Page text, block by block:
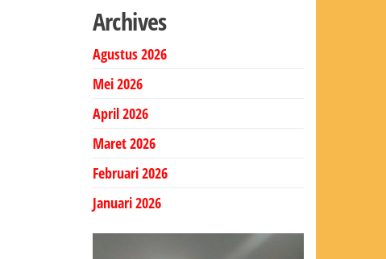
Archives
Agustus 2026
Mei 2026
April 2026
Maret 2026
Februari 2026
Januari 2026